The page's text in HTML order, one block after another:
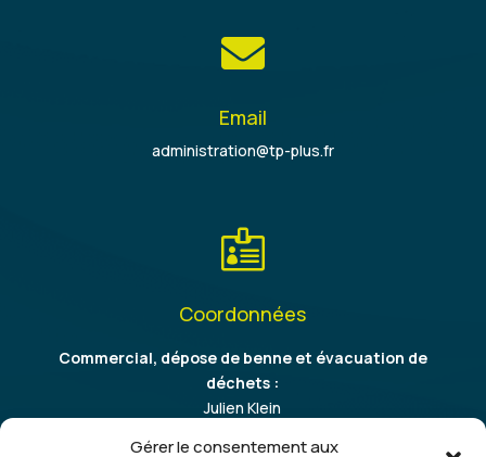
Gérer le consentement aux

Email
administration@tp-plus.fr

Coordonnées
Commercial, dépose de benne et évacuation de
déchets :
Julien Klein